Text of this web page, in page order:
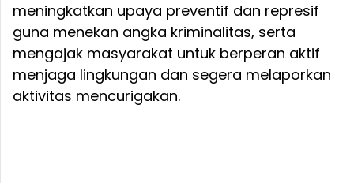
meningkatkan upaya preventif dan represif
guna menekan angka kriminalitas, serta
mengajak masyarakat untuk berperan aktif
menjaga lingkungan dan segera melaporkan
aktivitas mencurigakan.